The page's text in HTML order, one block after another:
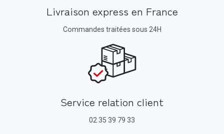
Livraison express en France
Commandes traitées sous 24H
Service relation client
02 35 39 79 33